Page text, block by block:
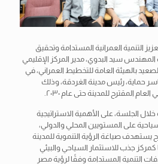
التنمية العمرانية المستدامة وتحقيق
مصر ٢٠٣٠، شارك المهندس سيد البدوي، مدير المركز الإقليمي
بالهيئة العامة للتخطيط العمراني، في
حماية، رئيس مدينة الغردقة، وذلك
المقترح للمدينة حتى عام ٢٠٣٠.
الجلسة، على الأهمية الاستراتيجية
على المستويين المحلي والدولي،
يستهدف صياغة الرؤية التنموية للمدينة
جذب للاستثمار السياحي والبيئي
التنمية المستدامة وفقًا لرؤية مصر